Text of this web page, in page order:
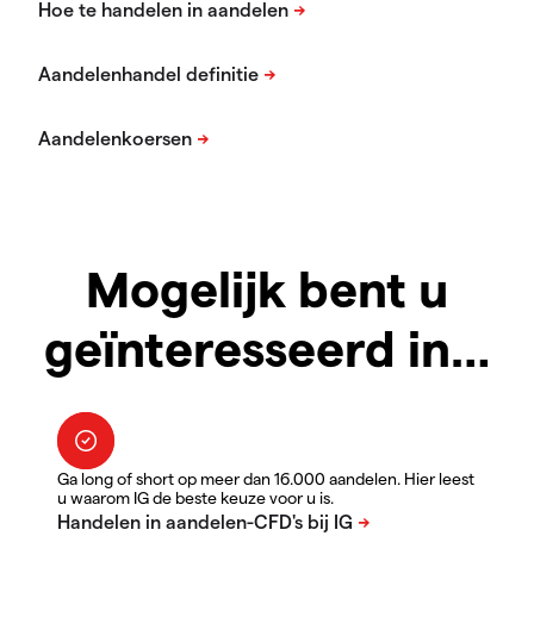
Mogelijk bent u
geïnteresseerd in…
Ga long of short op meer dan 16.000 aandelen. Hier leest
u waarom IG de beste keuze voor u is.